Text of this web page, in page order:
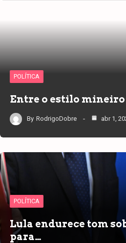
POLÍTICA
Entre o estilo mineiro
By RodrigoDobre abr 1,
POLÍTICA
Lula endurece tom
para…